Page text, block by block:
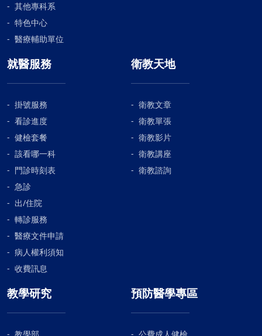
其他專科系
特色中心
醫療輔助單位
就醫服務
掛號服務
看診進度
健檢套餐
該看哪一科
門診時刻表
急診
出/住院
轉診服務
醫療文件申請
病人權利須知
收費訊息
衛教天地
衛教文章
衛教單張
衛教影片
衛教講座
衛教諮詢
教學研究 預防醫學專區